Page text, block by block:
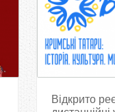
Відкрито